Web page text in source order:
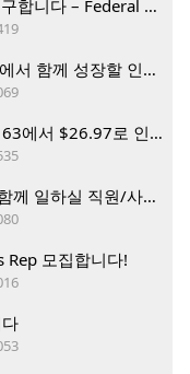
Korean BBQ 레스토랑 서버 & 호스트 구합니다 – Federal Way & Tacoma $45-$60/hr (server), $21-23/hr (Host)
(Renton 이전) Motoyoshi Dental Lab에서 함께 성장할 인재를 모십니다.
대한부인회 2026년 간병인 시급 $22. 63에서 $26.97로 인상. 지금 간병인들을 모집합니다
KENT에 위치한 자동차 수리업소에서 함께 일하실 직원/사무직원 구합니다.
Rep 모집합니다!